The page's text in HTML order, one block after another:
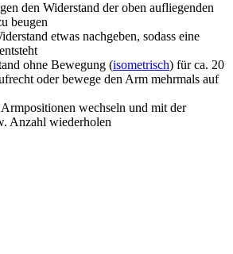
den Widerstand der oben aufliegenden
beugen
etwas nachgeben, sodass eine
ohne Bewegung (isometrisch) für ca. 20
oder bewege den Arm mehrmals auf
wechseln und mit der
Anzahl wiederholen